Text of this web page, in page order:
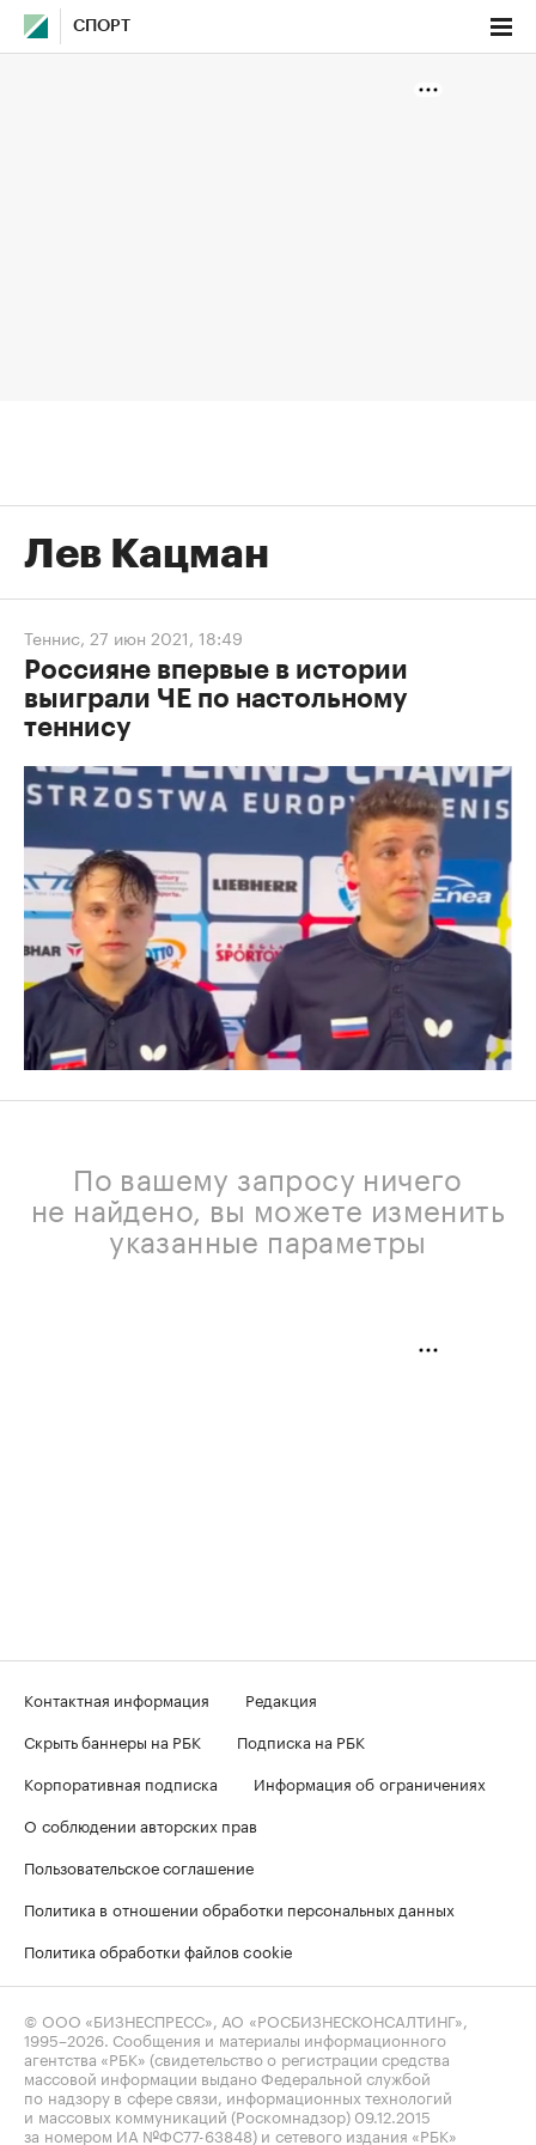
СПОРТ
Лев Кацман
Теннис, 27 июн 2021, 18:49
Россияне впервые в истории
выиграли ЧЕ по настольному
теннису
По вашему запросу ничего
не найдено, вы можете изменить
указанные параметры
Контактная информация
Редакция
Скрыть баннеры на РБК
Подписка на РБК
Корпоративная подписка
Информация об ограничениях
О соблюдении авторских прав
Пользовательское соглашение
Политика в отношении обработки персональных данных
Политика обработки файлов cookie
© ООО «БИЗНЕСПРЕСС», АО «РОСБИЗНЕСКОНСАЛТИНГ»,
1995–2026 . Сообщения и материалы информационного
агентства «РБК» (свидетельство о регистрации средства
массовой информации выдано Федеральной службой
по надзору в сфере связи, информационных технологий
и массовых коммуникаций (Роскомнадзор) 09.12.2015
за номером ИА №ФС77-63848) и сетевого издания «РБК»